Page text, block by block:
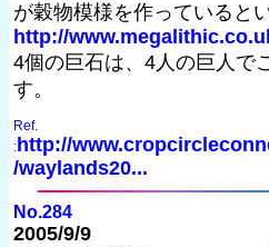
が穀物模様を作っていると
http://
4個の巨石は、4人の巨人で
す。
Ref.
: http://
/waylands20...
No.284
2005/9/9